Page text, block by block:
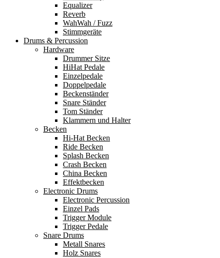
Equalizer
Reverb
WahWah / Fuzz
Stimmgeräte
Drums & Percussion
Hardware
Drummer Sitze
HiHat Pedale
Einzelpedale
Doppelpedale
Beckenständer
Snare Ständer
Tom Ständer
Klammern und Halter
Becken
Hi-Hat Becken
Ride Becken
Splash Becken
Crash Becken
China Becken
Effektbecken
Electronic Drums
Electronic Percussion
Einzel Pads
Trigger Module
Trigger Pedale
Snare Drums
Metall Snares
Holz Snares